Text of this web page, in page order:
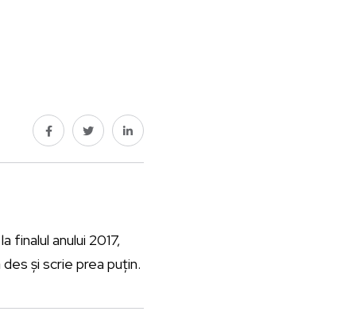
finalul anului 2017,
și scrie prea puțin.